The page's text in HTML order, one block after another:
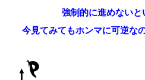
強制的に進めないと
今見てみてもホンマに可逆な